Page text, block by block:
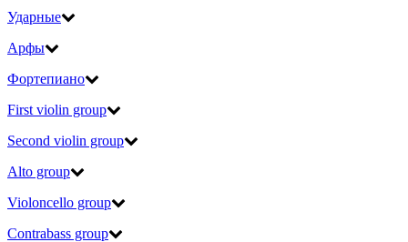
Ударные
Арфы
Фортепиано
First violin group
Second violin group
Alto group
Violoncello group
Contrabass group